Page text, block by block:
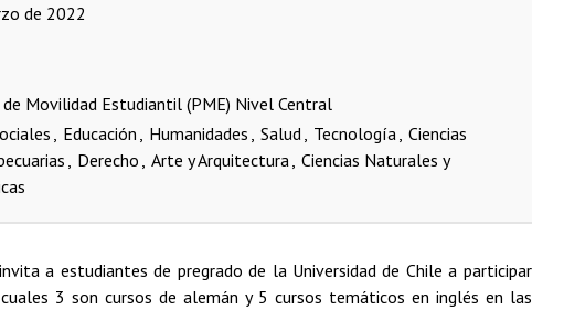
de 2022
de Movilidad Estudiantil (PME) Nivel Central
Educación Humanidades Salud Tecnología Ciencias
Derecho Arte y Arquitectura Ciencias Naturales y
a estudiantes de pregrado de la Universidad de Chile a participar
3 son cursos de alemán y 5 cursos temáticos en inglés en las